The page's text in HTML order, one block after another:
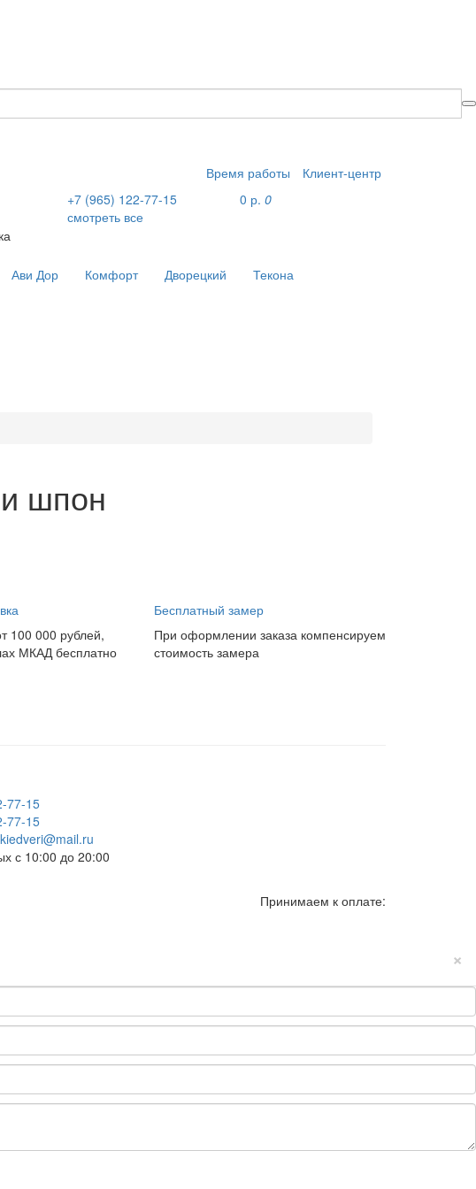
Время работы Клиент-центр
+7 (965) 122-77-15
смотреть все
0 р. 0
Ави Дор Комфорт Дворецкий Текона
шпон
100 000 рублей,
МКАД бесплатно
Бесплатный замер
При оформлении заказа компенсируем
стоимость замера
77-15
77-15
с 10:00 до 20:00
Принимаем к оплате:
×